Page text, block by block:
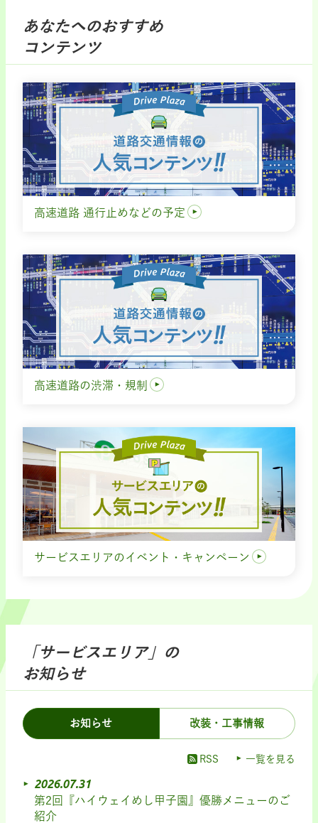
あなたへのおすすめ
コンテンツ
高速道路 通行止めなどの予定
高速道路の渋滞・規制
サービスエリアのイベント・キャンペーン
「サービスエリア」の
お知らせ
お知らせ 改装・工事情報
RSS 一覧を見る
2026.07.31
第2回『ハイウェイめし甲子園』優勝メニューのご
紹介